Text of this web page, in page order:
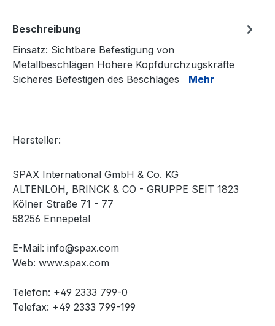
Beschreibung
Einsatz: Sichtbare Befestigung von
Metallbeschlägen Höhere Kopfdurchzugskräfte
Sicheres Befestigen des Beschlages Mehr
Hersteller:
SPAX International GmbH & Co. KG
ALTENLOH, BRINCK & CO - GRUPPE SEIT 1823
Kölner Straße 71 - 77
58256 Ennepetal
E-Mail: info@spax.com
Web: www.spax.com
Telefon: +49 2333 799-0
Telefax: +49 2333 799-199